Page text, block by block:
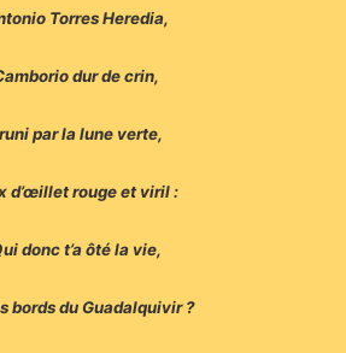
Torres Heredia,
dur de crin,
par la lune verte,
d’œillet rouge et viril :
donc t’a ôté la vie,
bords du Guadalquivir ?